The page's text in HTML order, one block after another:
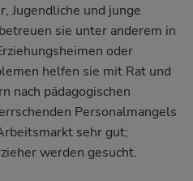
Jugendliche und junge
sie unter anderem in
oder
helfen sie mit Rat und
nach pädagogischen
Personalmangels
sehr gut;
werden gesucht.